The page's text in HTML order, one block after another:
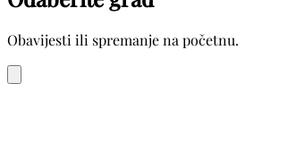
Obavijesti ili spremanje na početnu.